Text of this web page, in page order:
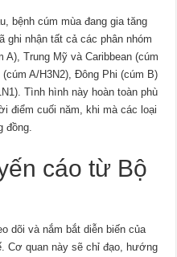
bệnh cúm mùa đang gia tăng
ghi nhận tất cả các phân nhóm
Trung Mỹ và Caribbean (cúm
A/H3N2), Đông Phi (cúm B)
Tình hình này hoàn toàn phù
điểm cuối năm, khi mà các loại
đồng.
cáo từ Bộ
dõi và nắm bắt diễn biến của
Cơ quan này sẽ chỉ đạo, hướng